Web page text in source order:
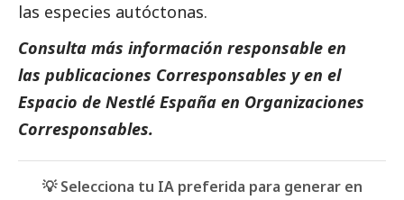
las especies autóctonas.
Consulta más información responsable en
las publicaciones Corresponsables y en el
Espacio de Nestlé España en Organizaciones
Corresponsables.
💡 Selecciona tu IA preferida para generar en